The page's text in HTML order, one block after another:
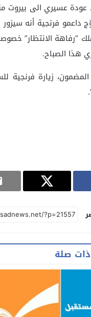
عسيري الى بيروت
داعمو فرنجية أنه
“رفاهة الانتظار”
هذا الصباح.
المضمون، زيارة
صلة